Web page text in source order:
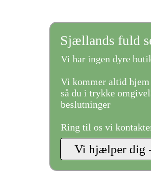
Sjællands fuld
Vi har ingen dyre
Vi kommer altid
så du i trykke
beslutninger
Ring til os vi